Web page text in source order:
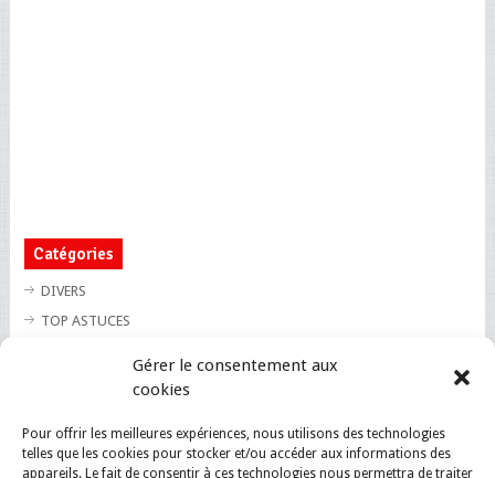
Gérer le consentement aux
cookies
Pour offrir les meilleures expériences, nous utilisons des technologies
telles que les cookies pour stocker et/ou accéder aux informations des
appareils. Le fait de consentir à ces technologies nous permettra de traiter
Catégories
DIVERS
TOP ASTUCES
TOP INSOLITE
TOP SANTE